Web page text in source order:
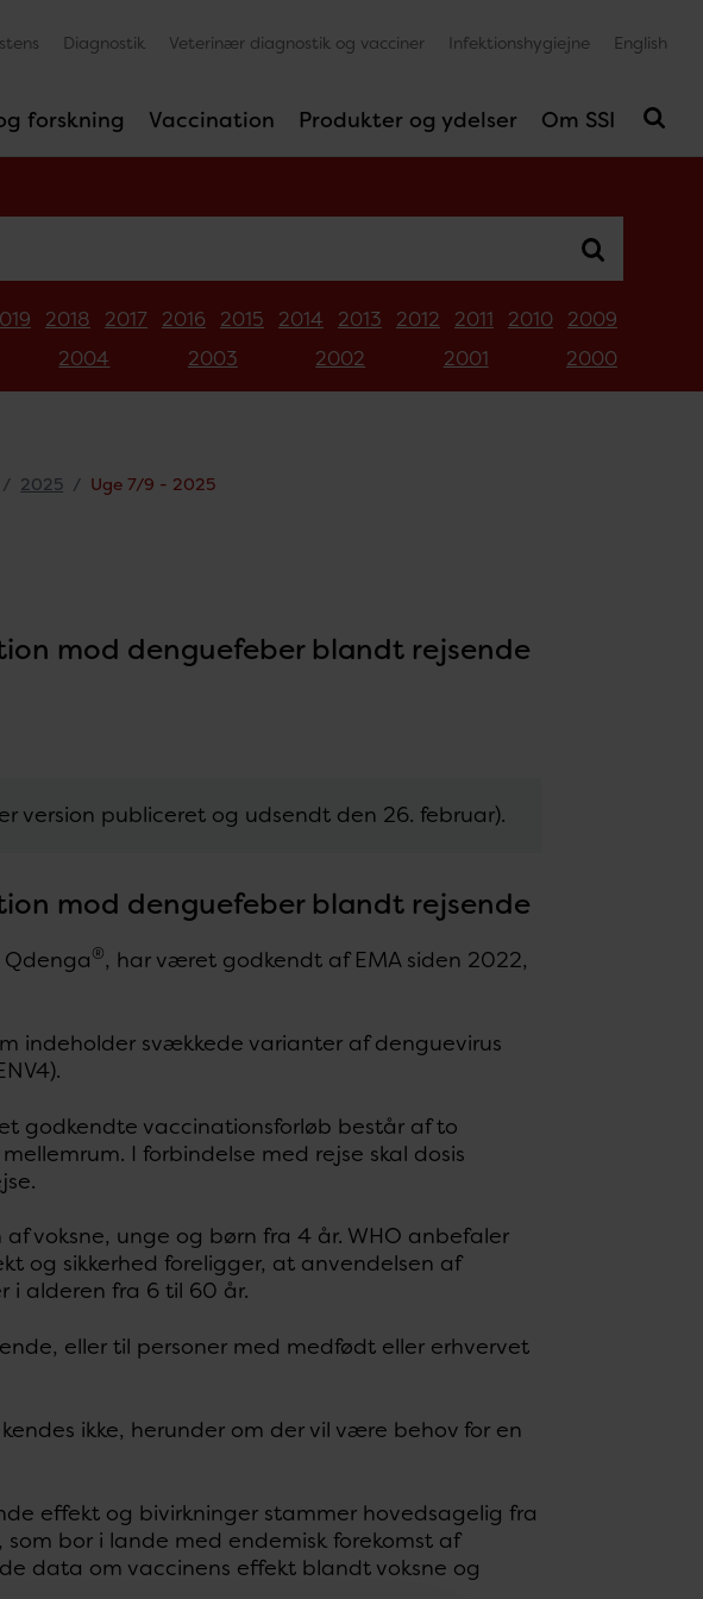
forskning Vaccination Produkter og ydelser Om SSI
Diagnostik Veterinær diagnostik og vacciner Infektionshygiejne English
2018 2017 2016 2015 2014 2013 2012 2011 2010
2009
2004 2003 2002 2001 2000
2025 Uge 7/9 - 2025
mod denguefeber blandt rejsende
version publiceret og udsendt den 26. februar).
mod denguefeber blandt rejsende
®, har været godkendt af EMA siden 2022,
indeholder svækkede varianter af denguevirus
godkendte vaccinationsforløb består af to
I forbindelse med rejse skal dosis
voksne, unge og børn fra 4 år. WHO anbefaler
og sikkerhed foreligger, at anvendelsen af
i alderen fra 6 til 60 år.
eller til personer med medfødt eller erhvervet
ikke, herunder om der vil være behov for en
effekt og bivirkninger stammer hovedsagelig fra
bor i lande med endemisk forekomst af
data om vaccinens effekt blandt voksne og